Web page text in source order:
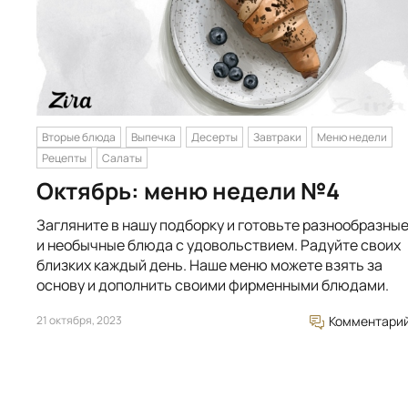
Вторые блюда Выпечка Десерты Завтраки
Меню недели
Рецепты
Салаты
Октябрь: меню недели №4
Загляните в нашу подборку и готовьте разнообразные
и необычные блюда с удовольствием. Радуйте своих
близких каждый день. Наше меню можете взять за
основу и дополнить своими фирменными блюдами.
21 октября, 2023